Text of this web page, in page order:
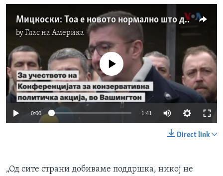
Мицкоски: Тоа е новото нормално што доаѓа од Вашингтон, ние први го запоседнуваме теренот
byГлас на Америка
No media source currently available
0:00 1:41
240p
Direct link
„Од сите страни добиваме поддршка, никој не